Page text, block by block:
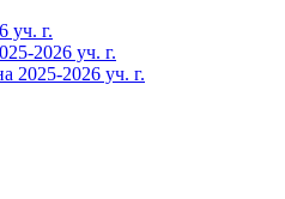
уч. г.
2026 уч. г.
2026 уч. г.